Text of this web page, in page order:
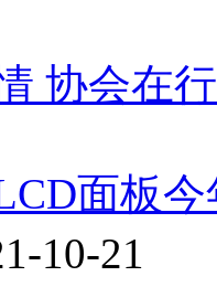
协会在
面板
10-21